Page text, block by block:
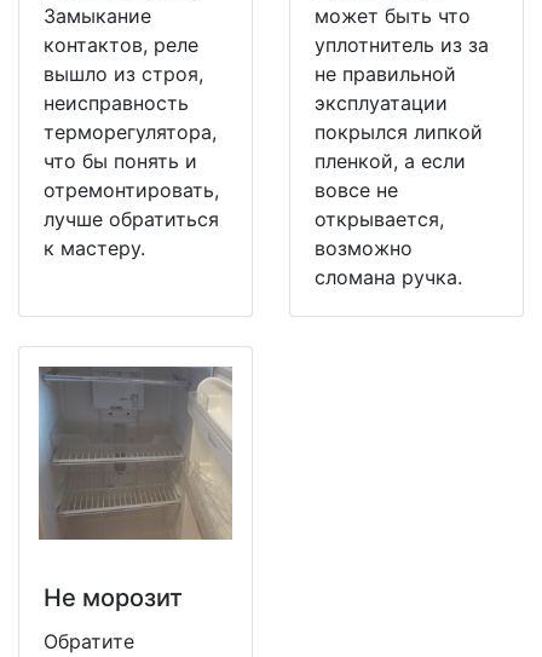
Замыкание
контактов, реле
вышло из строя,
неисправность
терморегулятора,
что бы понять и
отремонтировать,
лучше обратиться
к мастеру.
может быть что
уплотнитель из за
не правильной
эксплуатации
покрылся липкой
пленкой, а если
вовсе не
открывается,
возможно
сломана ручка.
Не морозит
Обратите